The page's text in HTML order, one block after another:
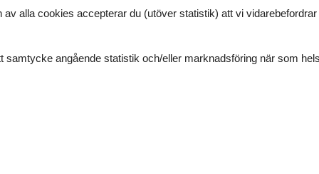
restauranter, Vadehavet, Havneby med det maritime miljø og
til ungdomsgrupper.
med två bäddar, spjälsäng
sommarstugeområde, Rökförbud, lägenhet
16:00 på inflyttningsdagen.
alla cookies accepterar du (utöver statistik) att vi
samtycke angående statistik och/eller marknadsföring när som